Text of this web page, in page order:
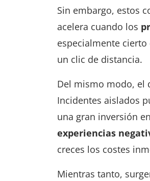
Sin embargo, estos
acelera cuando los
especialmente
un clic de distancia.
Del mismo modo, el
Incidentes aislados
una gran inversión
experiencias
creces los costes
Mientras tanto,